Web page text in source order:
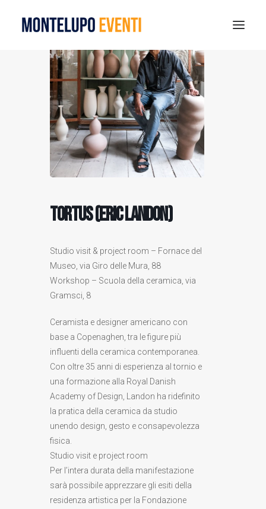
MONTELUPO SPORT DAYS 2026
ESTATE A MONTELUPO
VISIT MONTELUPO
DOVE MANGIARE
MUSEO DELLA CERAMICA
TORTUS (Eric Landon)
Studio visit & project room – Fornace del
Museo, via Giro delle Mura, 88
Workshop – Scuola della ceramica, via
Gramsci, 8
Ceramista e designer americano con
base a Copenaghen, tra le figure più
influenti della ceramica contemporanea.
Con oltre 35 anni di esperienza al tornio e
una formazione alla Royal Danish
Academy of Design, Landon ha ridefinito
la pratica della ceramica da studio
unendo design, gesto e consapevolezza
fisica.
Studio visit e project room
Per l’intera durata della manifestazione
sarà possibile apprezzare gli esiti della
residenza artistica per la Fondazione